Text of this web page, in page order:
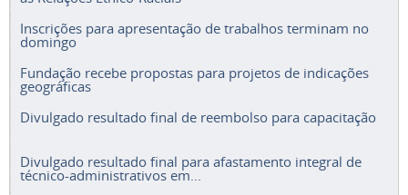
Inscrições para apresentação de trabalhos terminam no
domingo
Fundação recebe propostas para projetos de indicações
geográficas
Divulgado resultado final de reembolso para capacitação
Divulgado resultado final para afastamento integral de
técnico-administrativos em...